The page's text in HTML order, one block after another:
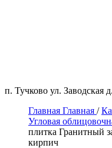
п. Тучково ул. Заводская
Главная Главная /
Угловая
плитка Гранитный
кирпич